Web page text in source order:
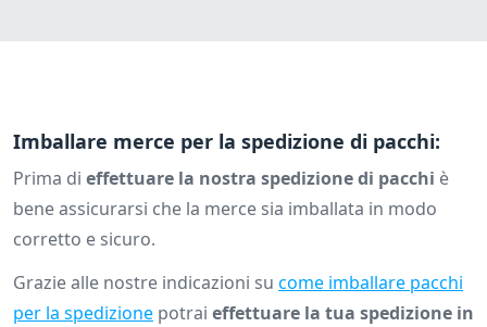
Imballare merce per la spedizione di pacchi:
Prima di effettuare la nostra spedizione di pacchi è
bene assicurarsi che la merce sia imballata in modo
corretto e sicuro.
Grazie alle nostre indicazioni su come imballare pacchi
per la spedizione potrai effettuare la tua spedizione in